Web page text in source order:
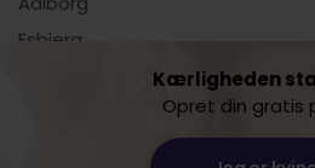
Esbjerg
Kærligheden
Opret din gratis